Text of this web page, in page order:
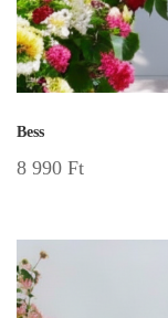
Bess
8 990 Ft